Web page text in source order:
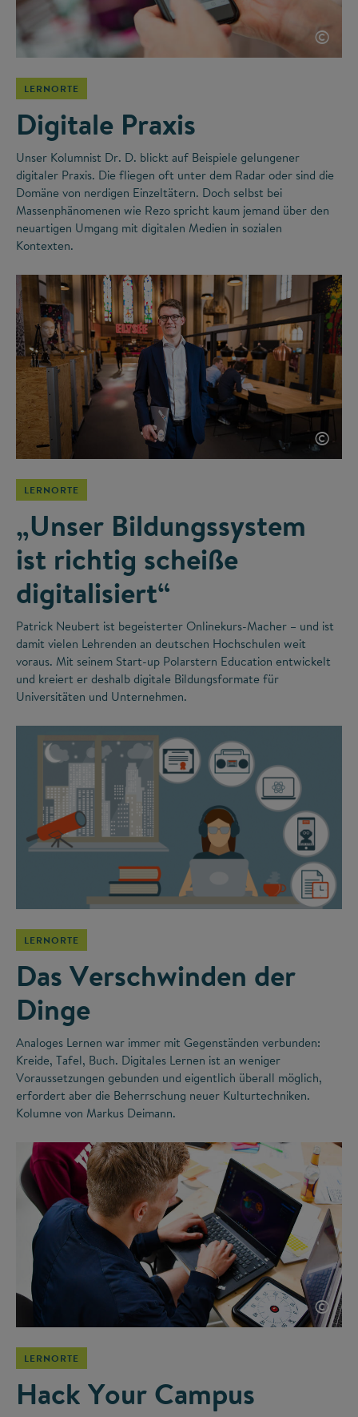
©
LERNORTE
Digitale Praxis
Unser Kolumnist Dr. D. blickt auf Beispiele gelungener
digitaler Praxis. Die fliegen oft unter dem Radar oder sind die
Domäne von nerdigen Einzeltätern. Doch selbst bei
Massenphänomenen wie Rezo spricht kaum jemand über den
neuartigen Umgang mit digitalen Medien in sozialen
Kontexten.
©
LERNORTE
„Unser Bildungssystem
ist richtig scheiße
digitalisiert“
Patrick Neubert ist begeisterter Onlinekurs-Macher – und ist
damit vielen Lehrenden an deutschen Hochschulen weit
voraus. Mit seinem Start-up Polarstern Education entwickelt
und kreiert er deshalb digitale Bildungsformate für
Universitäten und Unternehmen.
LERNORTE
Das Verschwinden der
Dinge
Analoges Lernen war immer mit Gegenständen verbunden:
Kreide, Tafel, Buch. Digitales Lernen ist an weniger
Voraussetzungen gebunden und eigentlich überall möglich,
erfordert aber die Beherrschung neuer Kulturtechniken.
Kolumne von Markus Deimann.
©
LERNORTE
Hack Your Campus